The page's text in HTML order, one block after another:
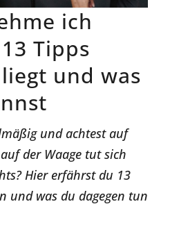
ich
Tipps
und was
und achtest auf
der Waage tut sich
Hier erfährst du 13
und was du dagegen tun